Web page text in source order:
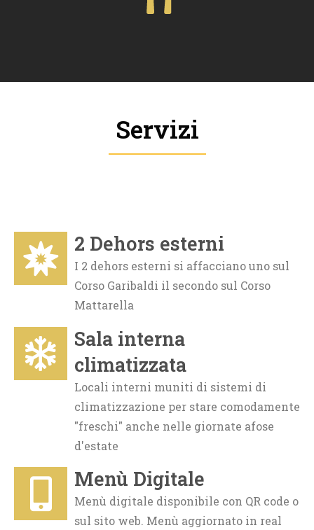
Servizi
2 Dehors esterni
I 2 dehors esterni si affacciano uno sul
Corso Garibaldi il secondo sul Corso
Mattarella
Sala interna
climatizzata
Locali interni muniti di sistemi di
climatizzazione per stare comodamente
"freschi" anche nelle giornate afose
d'estate
Menù Digitale
Menù digitale disponibile con QR code o
sul sito web. Menù aggiornato in real